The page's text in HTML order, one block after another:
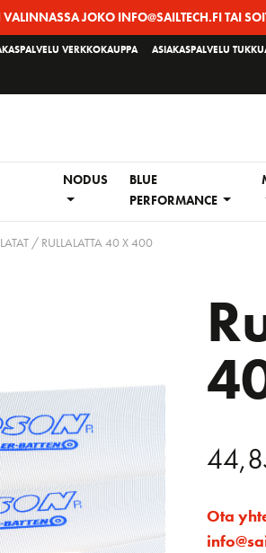
VALINNASSA JOKO INFO@SAILTECH.FI
VERKKOKAUPPA ASIAKASPALVELU
NODUS
BLUE
PERFORMANCE
/ RULLALATTA 40 X 400
Ota